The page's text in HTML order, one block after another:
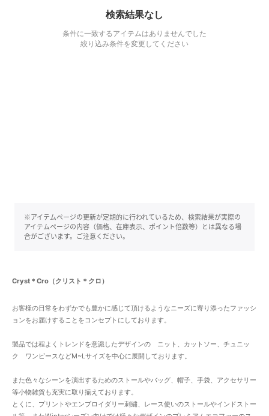
検索結果なし
条件に一致するアイテムはありませんでした
絞り込み条件を変更してください
※アイテムページの更新が定期的に行われているため、検索結果が実際の
アイテムページの内容（価格、在庫表示、ポイント倍数等）とは異なる場
合がございます。ご注意ください。
Cryst＊Cro（クリスト＊クロ）
お客様の日常をわずかでも豊かに感じて頂けるようなニーズに寄り添ったファッシ
ョンをお届けすることをコンセプトにしております。
製品では程よくトレンドを意識したデザインの ニット、カットソー、チュニッ
ク ワンピースなどM~Lサイズを中心に展開しております。
また色々なシーンを演出するためのストールやバッグ、帽子、手袋、アクセサリー
等小物雑貨も充実に取り揃えております。
とくに、プリントやエンブロイダリー刺繍、レース使いのストールやインドストー